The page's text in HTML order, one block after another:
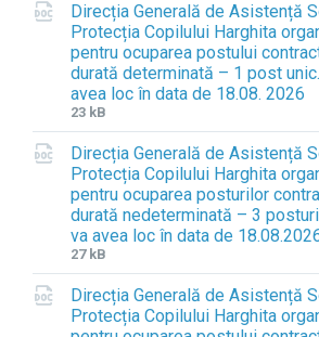
Direcția Generală de Asistență
Protecția Copilului Harghita
pentru ocuparea postului
durată determinată – 1 post
avea loc în data de 18.08. 2026
F
i
l
e
e
x
t
e
n
s
i
F
i
l
e
s
i
z
e
:
23 kB
Direcția Generală de Asistență
Protecția Copilului Harghita
pentru ocuparea posturilor
durată nedeterminată – 3 posturi
va avea loc în data de
F
i
l
e
F
i
l
e
27 kB
Direcția Generală de Asistență
Protecția Copilului Harghita